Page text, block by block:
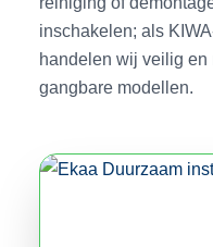
inschakelen; als
handelen wij veilig
gangbare modellen.